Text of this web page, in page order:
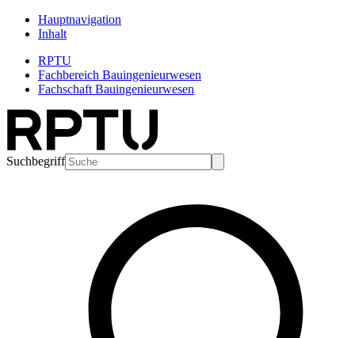
Hauptnavigation
Inhalt
RPTU
Fachbereich Bauingenieurwesen
Fachschaft Bauingenieurwesen
Suchbegriff